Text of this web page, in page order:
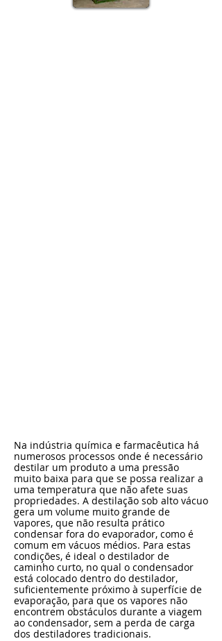
Na indústria química e farmacêutica há
numerosos processos onde é necessário
destilar um produto a uma pressão
muito baixa para que se possa realizar a
uma temperatura que não afete suas
propriedades. A destilação sob alto vácuo
gera um volume muito grande de
vapores, que não resulta prático
condensar fora do evaporador, como é
comum em vácuos médios. Para estas
condições, é ideal o destilador de
caminho curto, no qual o condensador
está colocado dentro do destilador,
suficientemente próximo à superfície de
evaporação, para que os vapores não
encontrem obstáculos durante a viagem
ao condensador, sem a perda de carga
dos destiladores tradicionais.